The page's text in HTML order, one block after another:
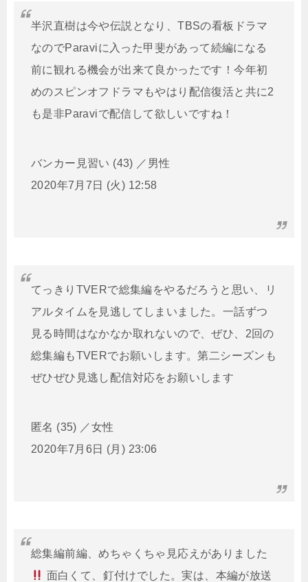
半沢直樹は今や伝説となり、TBSの看板ドラマ
なのでParaviに入った甲斐があって続編になる
前に観れる機会が出来て良かったです！今年初
めのスピンオフドラマもやはり配信復活と共に2
も是非Paraviで配信して欲しいですね！
バンカー見習い (43) ／男性
2020年7月7日 (火) 12:58
てっきりTVERで総集編をやるだろうと思い、リ
アルタイムを見逃してしまいました。一話ずつ
見る時間はなかなか取れないので、ぜひ、2回の
総集編もTVERでお願いします。第二シーズンも
ぜひぜひ見逃し配信対応をお願いします
匿名 (35) ／女性
2020年7月6日 (月) 23:06
総集編前編、めちゃくちゃ見応えがありました
面白くて、釘付けでした。実は、本編が放送